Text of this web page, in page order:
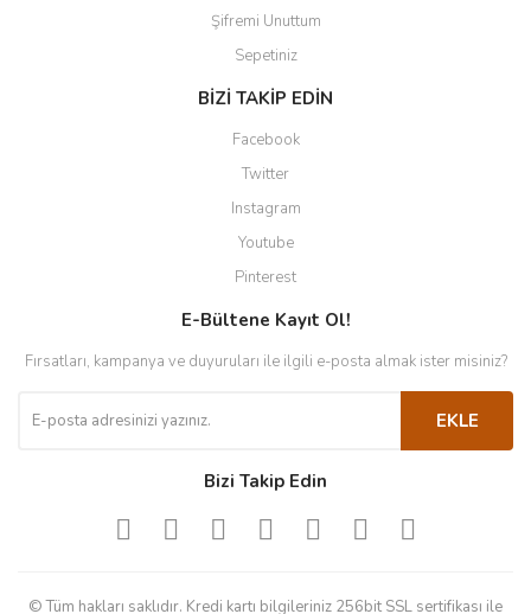
Şifremi Unuttum
Sepetiniz
BİZİ TAKİP EDİN
Facebook
Twitter
Instagram
Youtube
Pinterest
E-Bültene Kayıt Ol!
Fırsatları, kampanya ve duyuruları ile ilgili e-posta almak ister misiniz?
EKLE
Bizi Takip Edin
© Tüm hakları saklıdır. Kredi kartı bilgileriniz 256bit SSL sertifikası ile